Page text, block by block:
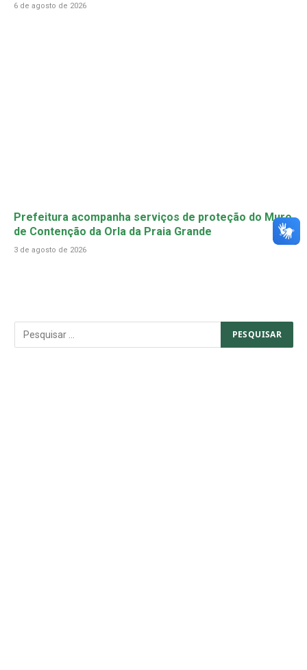
6 de agosto de 2026
Prefeitura acompanha serviços de proteção do Muro
de Contenção da Orla da Praia Grande
3 de agosto de 2026